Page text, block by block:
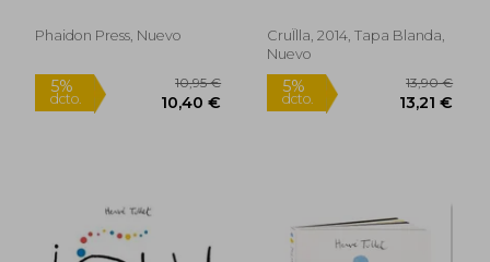
Phaidon Press, Nuevo
CruÏlla, 2014, Tapa Blanda,
Nuevo